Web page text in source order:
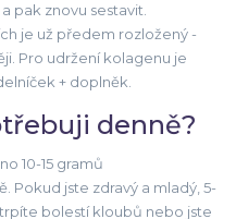
pak znovu sestavit.
je už předem rozložený -
Pro udržení kolagenu je
+ doplněk.
denně?
10-15 gramů
Pokud jste zdravý a mladý, 5-
bolestí kloubů nebo jste